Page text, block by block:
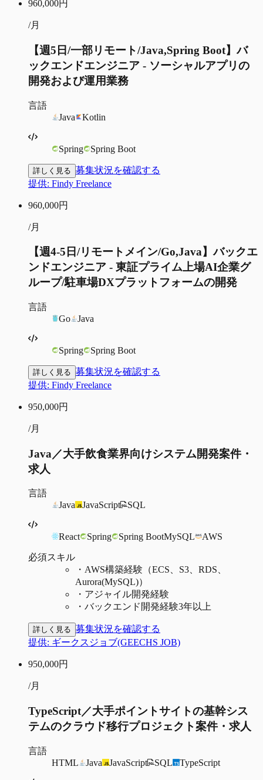
960,000円
/月
【週5日/一部リモート/Java,Spring Boot】バ
ックエンドエンジニア - ソーシャルアプリの
開発および運用業務
言語
Java
Kotlin
Spring Spring Boot
詳しく見る 募集状況を確認する
提供: Findy Freelance
960,000円
/月
【週4-5日/リモートメイン/Go,Java】バックエ
ンドエンジニア - 東証プライム上場AI企業グ
ループ/駐車場DXプラットフォームの開発
言語
Go
Java
Spring Spring Boot
詳しく見る 募集状況を確認する
提供: Findy Freelance
950,000円
/月
Java／大手飲食業界向けシステム開発案件・
求人
言語
Java
JavaScript SQL
React Spring Spring BootMySQL AWS
必須スキル
・ AWS構築経験（ECS、S3、RDS、
Aurora(MySQL)）
・ アジャイル開発経験
・ バックエンド開発経験3年以上
詳しく見る 募集状況を確認する
提供: ギークスジョブ(GEECHS JOB)
950,000円
/月
TypeScript／大手ポイントサイトの基幹シス
テムのクラウド移行プロジェクト案件・求人
言語
HTML
Java JavaScript SQL TypeScript